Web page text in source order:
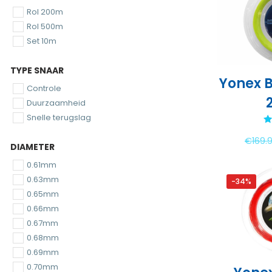
Rol 200m
Rol 500m
Set 10m
TYPE SNAAR
Controle
Duurzaamheid
Snelle terugslag
DIAMETER
0.61mm
0.63mm
0.65mm
0.66mm
0.67mm
0.68mm
0.69mm
0.70mm
Yonex
€
-34%